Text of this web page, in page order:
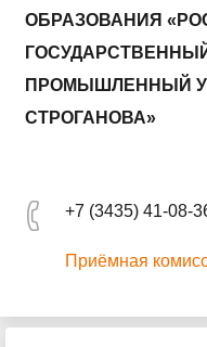
ОБРАЗОВАНИЯ
ПРОМЫШЛЕННЫЙ
СТРОГАНОВА»
+7 (3435) 41-08-
Приёмная